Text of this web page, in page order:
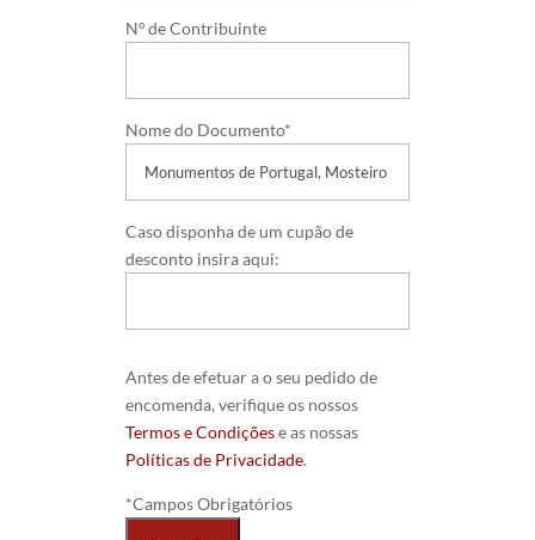
Nº de Contribuinte
Nome do Documento*
Caso disponha de um cupão de
desconto insira aqui:
Antes de efetuar a o seu pedido de
encomenda, verifique os nossos
Termos e Condiçõese as nossas
Políticas de Privacidade.
*Campos Obrigatórios